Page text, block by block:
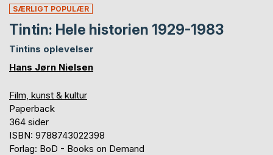
SÆRLIGT POPULÆR
Tintin: Hele historien 1929-1983
Tintins oplevelser
Hans Jørn Nielsen
Film, kunst & kultur
Paperback
364 sider
ISBN: 9788743022398
Forlag: BoD - Books on Demand